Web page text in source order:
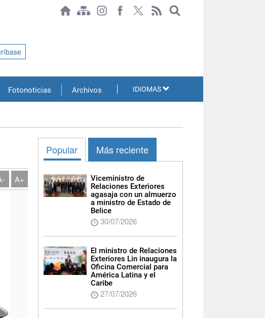
Fotonoticias Archivos IDIOMAS
A+
Popular Más reciente
Viceministro de
Relaciones Exteriores
agasaja con un almuerzo
a ministro de Estado de
Belice
30/07/2026
El ministro de Relaciones
Exteriores Lin inaugura la
Oficina Comercial para
América Latina y el
Caribe
27/07/2026